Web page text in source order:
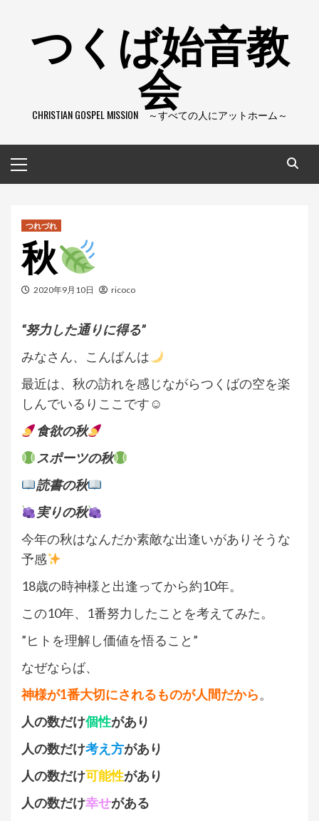
つくば始音教
会
CHRISTIAN GOSPEL MISSION ～すべての人にアットホーム～
イ
ン
つれづれ
秋
2020年9月10日 ricoco
“努力した通りに得る”
みなさん、こんばんは
最近は、秋の訪れを感じながらつくばの空を楽
しんでいるりここです☺︎
食欲の秋
スポーツの秋
読書の秋
実りの秋
今年の秋はなんだか素敵な出逢いがありそうな
予感
18歳の時神様と出逢ってから約10年。
この10年、1番努力したことを考えてみた。
”ヒトを理解し価値を悟ること”
なぜならば、
神様が1番大切にされるものが人間だから。
人の数だけ個性があり
人の数だけ考え方があり
人の数だけ可能性があり
人の数だけ幸せがある